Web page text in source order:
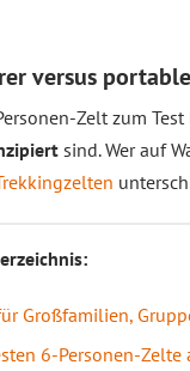
versus
Zelt zum
sind. Wer auf
Großfamilien,
6-Personen-